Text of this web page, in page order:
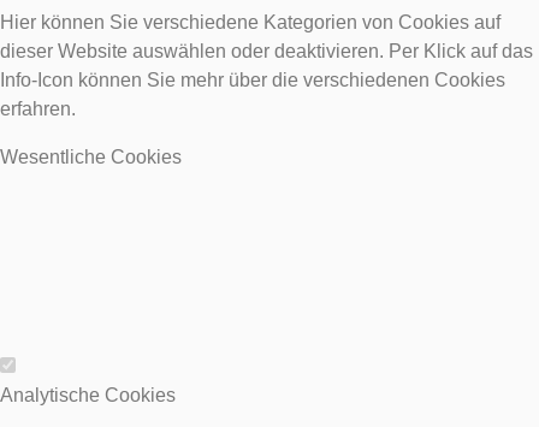
Hier können Sie verschiedene Kategorien von Cookies auf
dieser Website auswählen oder deaktivieren. Per Klick auf das
Info-Icon können Sie mehr über die verschiedenen Cookies
erfahren.
Wesentliche Cookies
Wesentliche Cookies
Analytische Cookies